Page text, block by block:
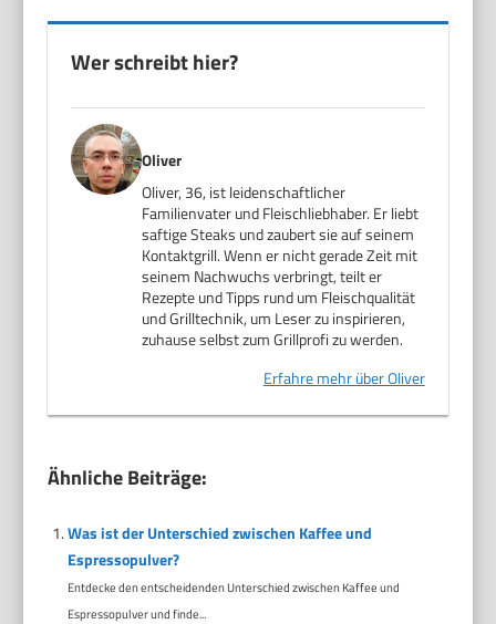
Wer schreibt hier?
Oliver
Oliver, 36, ist leidenschaftlicher
Familienvater und Fleischliebhaber. Er liebt
saftige Steaks und zaubert sie auf seinem
Kontaktgrill. Wenn er nicht gerade Zeit mit
seinem Nachwuchs verbringt, teilt er
Rezepte und Tipps rund um Fleischqualität
und Grilltechnik, um Leser zu inspirieren,
zuhause selbst zum Grillprofi zu werden.
Erfahre mehr über Oliver
Ähnliche Beiträge:
Was ist der Unterschied zwischen Kaffee und
Espressopulver?
Entdecke den entscheidenden Unterschied zwischen Kaffee und
Espressopulver und finde...